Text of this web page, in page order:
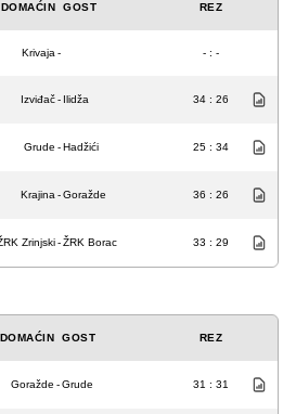
DOMAĆIN GOST REZ
Krivaja - - : -
Izviđač- Ilidža 34 : 26
Grude -Hadžići 25 : 34
Krajina -Goražde 36 : 26
Zrinjski-ŽRK Borac 33 : 29
DOMAĆIN GOST REZ
Goražde -Grude 31 : 31